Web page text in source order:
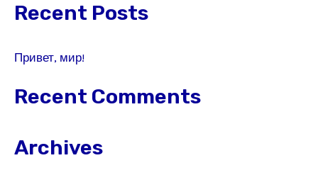
a
c
f
r
Recent Posts
Привет, мир!
Recent Comments
Archives